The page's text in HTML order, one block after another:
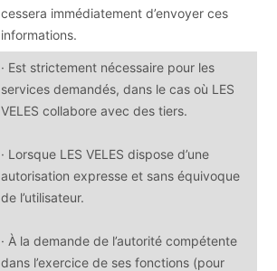
cessera immédiatement d’envoyer ces
informations.
· Est strictement nécessaire pour les
services demandés, dans le cas où LES
VELES collabore avec des tiers.
· Lorsque LES VELES dispose d’une
autorisation expresse et sans équivoque
de l’utilisateur.
· À la demande de l’autorité compétente
dans l’exercice de ses fonctions (pour